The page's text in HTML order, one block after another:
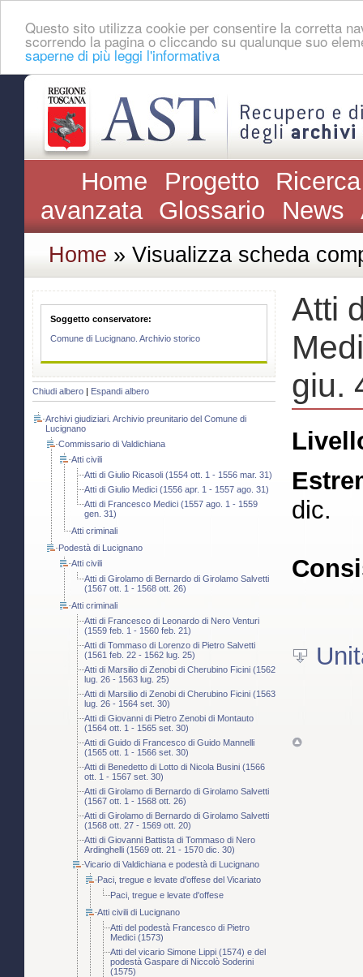
Questo sito utilizza cookie per consentire la corretta
scorrendo la pagina o cliccando su qualunque suo
saperne di più leggi l'informativa
Home Progetto
avanzata Glossario News
Home » Visualizza scheda
Soggetto conservatore:
Comune di Lucignano. Archivio storico
Chiudi albero Espandi albero
Archivi giudiziari. Archivio preunitario del Comune di
Lucignano
Commissario di Valdichiana
Atti civili
Atti di Giulio Ricasoli (1554 ott. 1 - 1556 mar. 31)
Atti di Giulio Medici (1556 apr. 1 - 1557 ago. 31)
Atti di Francesco Medici (1557 ago. 1 - 1559
gen. 31)
Atti criminali
Podestà di Lucignano
Atti civili
Atti di Girolamo di Bernardo di Girolamo Salvetti
(1567 ott. 1 - 1568 ott. 26)
Atti criminali
Atti di Francesco di Leonardo di Nero Venturi
(1559 feb. 1 - 1560 feb. 21)
Atti di Tommaso di Lorenzo di Pietro Salvetti
(1561 feb. 22 - 1562 lug. 25)
Atti di Marsilio di Zenobi di Cherubino Ficini (1562
lug. 26 - 1563 lug. 25)
Atti di Marsilio di Zenobi di Cherubino Ficini (1563
lug. 26 - 1564 set. 30)
Atti di Giovanni di Pietro Zenobi di Montauto
(1564 ott. 1 - 1565 set. 30)
Atti di Guido di Francesco di Guido Mannelli
(1565 ott. 1 - 1566 set. 30)
Atti di Benedetto di Lotto di Nicola Busini (1566
ott. 1 - 1567 set. 30)
Atti di Girolamo di Bernardo di Girolamo Salvetti
(1567 ott. 1 - 1568 ott. 26)
Atti di Girolamo di Bernardo di Girolamo Salvetti
(1568 ott. 27 - 1569 ott. 20)
Atti di Giovanni Battista di Tommaso di Nero
Ardinghelli (1569 ott. 21 - 1570 dic. 30)
Vicario di Valdichiana e podestà di Lucignano
Paci, tregue e levate d'offese del Vicariato
Paci, tregue e levate d'offese
Atti civili di Lucignano
Atti del podestà Francesco di Pietro
Medici (1573)
Atti del vicario Simone Lippi (1574) e del
podestà Gaspare di Niccolò Soderini
(1575)
Atti
giu.
dic.